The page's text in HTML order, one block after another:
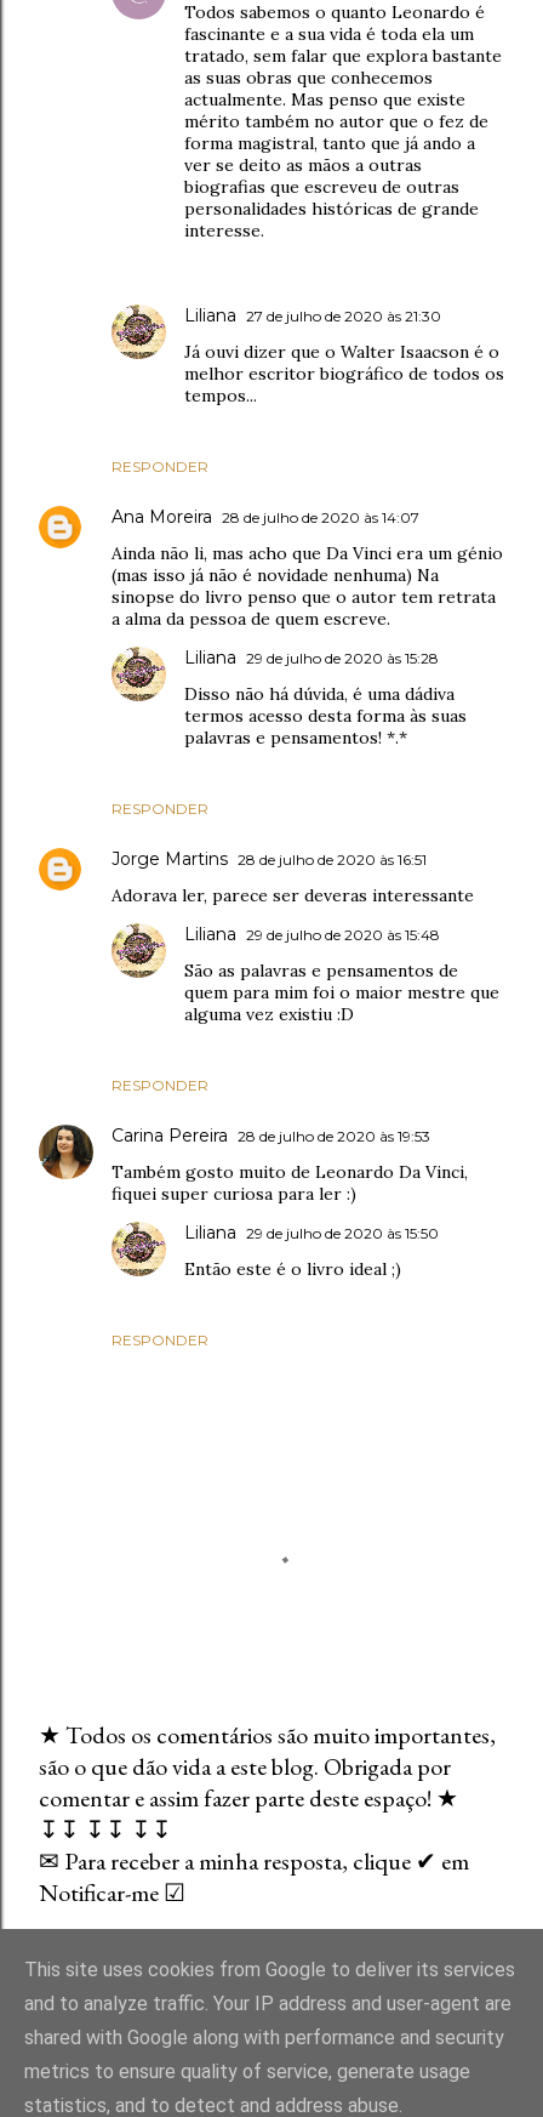
RESPONDER
Todos sabemos o quanto Leonardo é
fascinante e a sua vida é toda ela um
tratado, sem falar que explora bastante
as suas obras que conhecemos
actualmente. Mas penso que existe
mérito também no autor que o fez de
forma magistral, tanto que já ando a
ver se deito as mãos a outras
biografias que escreveu de outras
personalidades históricas de grande
interesse.
Liliana 27 de julho de 2020 às 21:30
Já ouvi dizer que o Walter Isaacson é o
melhor escritor biográfico de todos os
tempos...
Ana Moreira 28 de julho de 2020 às 14:07
Ainda não li, mas acho que Da Vinci era um génio
(mas isso já não é novidade nenhuma) Na
sinopse do livro penso que o autor tem retrata
a alma da pessoa de quem escreve.
RESPONDER
Liliana 29 de julho de 2020 às 15:28
Disso não há dúvida, é uma dádiva
termos acesso desta forma às suas
palavras e pensamentos! *.*
Jorge Martins 28 de julho de 2020 às 16:51
Adorava ler, parece ser deveras interessante
RESPONDER
Liliana 29 de julho de 2020 às 15:48
São as palavras e pensamentos de
quem para mim foi o maior mestre que
alguma vez existiu :D
Carina Pereira 28 de julho de 2020 às 19:53
Também gosto muito de Leonardo Da Vinci,
fiquei super curiosa para ler :)
RESPONDER
Liliana 29 de julho de 2020 às 15:50
Então este é o livro ideal ;)
E
n
v
i
a
r
u
m
c
o
m
★ Todos os comentários são muito importantes,
são o que dão vida a este blog. Obrigada por
comentar e assim fazer parte deste espaço! ★
↧↧ ↧↧ ↧↧
✉ Para receber a minha resposta, clique ✔ em
Notificar-me ☑
Com tecnologia do Blogger
This site uses cookies from Google to deliver its services
and to analyze traffic. Your IP address and user-agent are
shared with Google along with performance and security
metrics to ensure quality of service, generate usage
statistics, and to detect and address abuse.